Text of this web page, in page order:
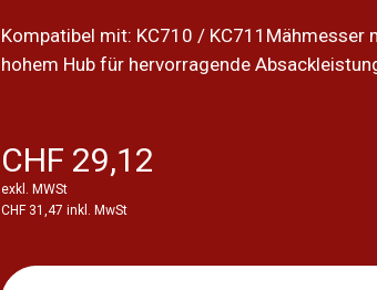
Kompatibel mit: KC710 / KC711Mähmesser
hohem Hub für hervorragende
CHF 29,12
exkl. MWSt
CHF 31,47 inkl. MwSt